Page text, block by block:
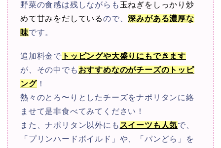
野菜の食感は残しながらも 玉ねぎをしっかり炒
めて甘みをだしているので、深みがある濃厚な
味です。
追加料金で トッピングや大盛りにもできます
が、その中でも おすすめなのがチーズのトッピ
ング！
熱々のとろ〜りとしたチーズをナポリタンに絡
ませて是非食べてみてください！
また、ナポリタン以外にも スイーツも人気で、
「プリンハードボイルド」や、
「パンどら」を